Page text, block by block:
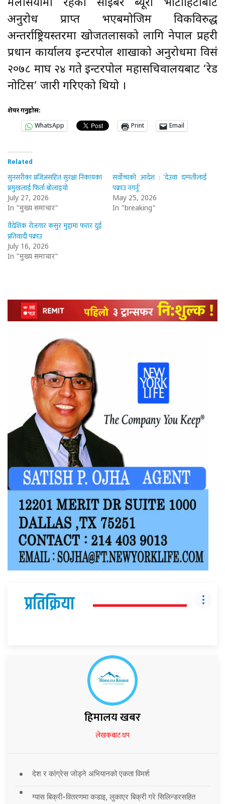
मलेसियामा रहेको साइबर ब्यूरो भोटाहिटीबाट
अनुरोध प्राप्त भएबमोजिम विकविरुद्ध
अन्तर्राष्ट्रियस्तरमा खोजतलासको लागि नेपाल प्रहरी
प्रधान कार्यालय इन्टरपोल शाखाको अनुरोधमा विसं
२०७८ माघ २४ गते इन्टरपोल महासचिवालयबाट ‘रेड
नोटिस’ जारी गरिएको थियो ।
शेयर गर्नुहोस:
WhatsApp
Print Email
Related
सुनसरीका प्रजिअसहित सुरक्षा निकायका
प्रमुखलाई फिर्ता बोलाइयो
July 27, 2026
In "मुख्य समाचार"
सर्वोच्चको आदेश : ‘देउवा दम्पतीलाई
पक्राउ नगर्नू’
May 25, 2026
In "breaking"
वैदेशिक रोजगार कसुर मुद्दामा फरार दुई
प्रतिवादी पक्राउ
July 16, 2026
In "मुख्य समाचार"
प्रतिक्रिया
हिमालय खबर
लेखकबाट थप
देश र कांग्रेस जोड्ने अभियानको एकता विमर्श
ग्यास बिक्री-वितरणमा कडाइ, लुकाएर बिक्री गरे सिलिन्डरसहित